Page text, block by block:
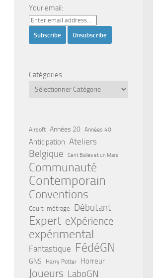
Your email:
Catégories
Airsoft Années 20 Années 40
Anticipation Ateliers
Belgique Cent Balles et un Mars
Communauté
Contemporain
Conventions
Court-métrage Débutant
Expert eXpérience
expérimental
Fantastique FédéGN
GNS Harry Potter Horreur
Joueurs LaboGN